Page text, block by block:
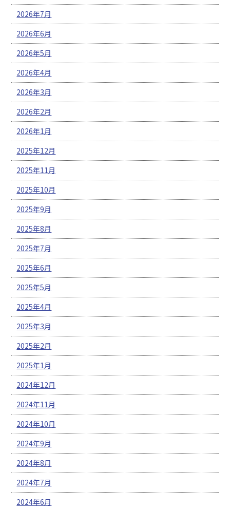
2026年7月
2026年6月
2026年5月
2026年4月
2026年3月
2026年2月
2026年1月
2025年12月
2025年11月
2025年10月
2025年9月
2025年8月
2025年7月
2025年6月
2025年5月
2025年4月
2025年3月
2025年2月
2025年1月
2024年12月
2024年11月
2024年10月
2024年9月
2024年8月
2024年7月
2024年6月